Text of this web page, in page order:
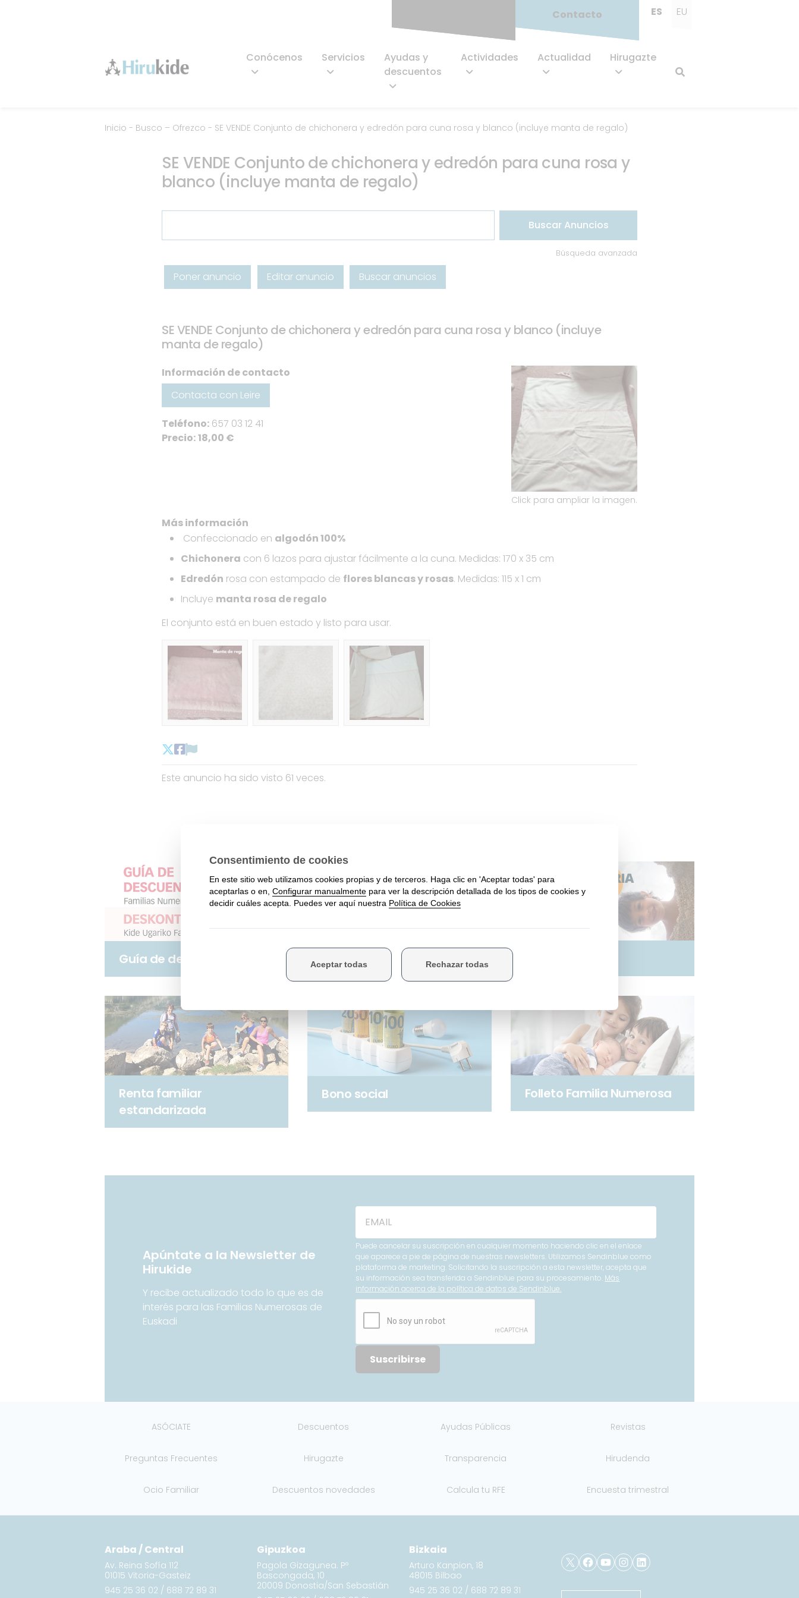
Contacto ES EU
Conócenos Servicios
Ayudas y
descuentos
Actividades Actualidad Hirugazte
Inicio - Busco – Ofrezco - SE VENDE Conjunto de chichonera y edredón para cuna rosa y blanco (incluye manta de regalo)
SE VENDE Conjunto de chichonera y edredón para cuna rosa y
blanco (incluye manta de regalo)
Búsqueda avanzada
Poner anuncio Editar anuncio Buscar anuncios
SE VENDE Conjunto de chichonera y edredón para cuna rosa y blanco (incluye
manta de regalo)
Click para ampliar la imagen.
Información de contacto
Contacta con Leire
Teléfono: 657 03 12 41
Precio:18,00 €
Más información
Confeccionado en algodón 100%
Chichonera con 6 lazos para ajustar fácilmente a la cuna. Medidas: 170 x 35 cm
Edredón rosa con estampado de flores blancas y rosas. Medidas: 115 x 1 cm
Incluye manta rosa de regalo
El conjunto está en buen estado y listo para usar.
Este anuncio ha sido visto 61 veces.
Guía de descuentos 2026 Seguro de vida
Renta familiar
estandarizada
Bono social Folleto Familia Numerosa
Apúntate a la Newsletter de
Hirukide
Y recibe actualizado todo lo que es de
interés para las Familias Numerosas de
Euskadi
Puede cancelar su suscripción en cualquier momento haciendo clic en el enlace
que aparece a pie de página de nuestras newsletters. Utilizamos Sendinblue como
plataforma de marketing. Solicitando la suscripción a esta newsletter, acepta que
su información sea transferida a Sendinblue para su procesamiento. Más
información acerca de la política de datos de Sendinblue.
Suscribirse
ASÓCIATE Descuentos Ayudas Públicas Revistas
Preguntas Frecuentes Hirugazte Transparencia Hirudenda
Ocio Familiar Descuentos novedades Calcula tu RFE Encuesta trimestral
Araba / Central
Av. Reina Sofía 112
01015 Vitoria-Gasteiz
945 25 36 02 / 688 72 89 31
Gipuzkoa
Pagola Gizagunea. Pº
Bascongada, 10
20009 Donostia/San Sebastián
Bizkaia
Arturo Kanpion, 18
48015 Bilbao
945 25 36 02 / 688 72 89 31
X Facebook
YouTube
Instagram
LinkedIn